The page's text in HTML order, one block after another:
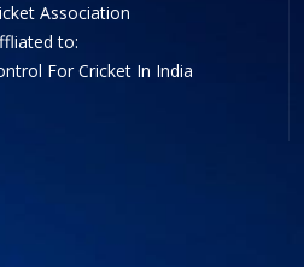
Association
to:
For Cricket In India